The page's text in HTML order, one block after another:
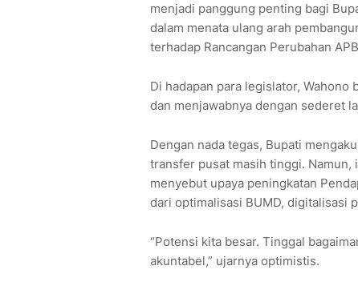
menjadi panggung penting bagi
dalam menata ulang arah
terhadap Rancangan Perubahan
Di hadapan para legislator,
dan menjawabnya dengan sederet
Dengan nada tegas, Bupati
transfer pusat masih tinggi. Namun,
menyebut upaya peningkatan
dari optimalisasi BUMD, digitalisasi
“Potensi kita besar. Tinggal
akuntabel,” ujarnya optimistis.